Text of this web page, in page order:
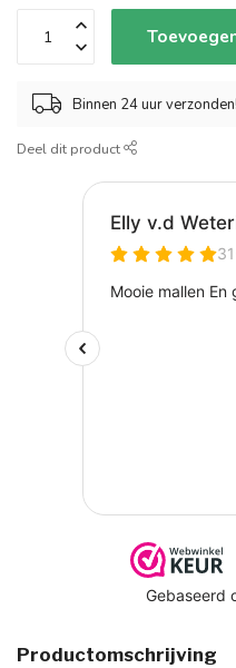
Binnen 24 uur verzonden!
Deel dit product
Productomschrijving